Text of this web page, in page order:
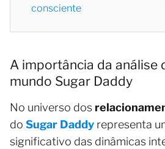
consciente
A importância da análise
mundo Sugar Daddy
No universo dos
do Sugar Daddy representa
significativo das dinâmicas